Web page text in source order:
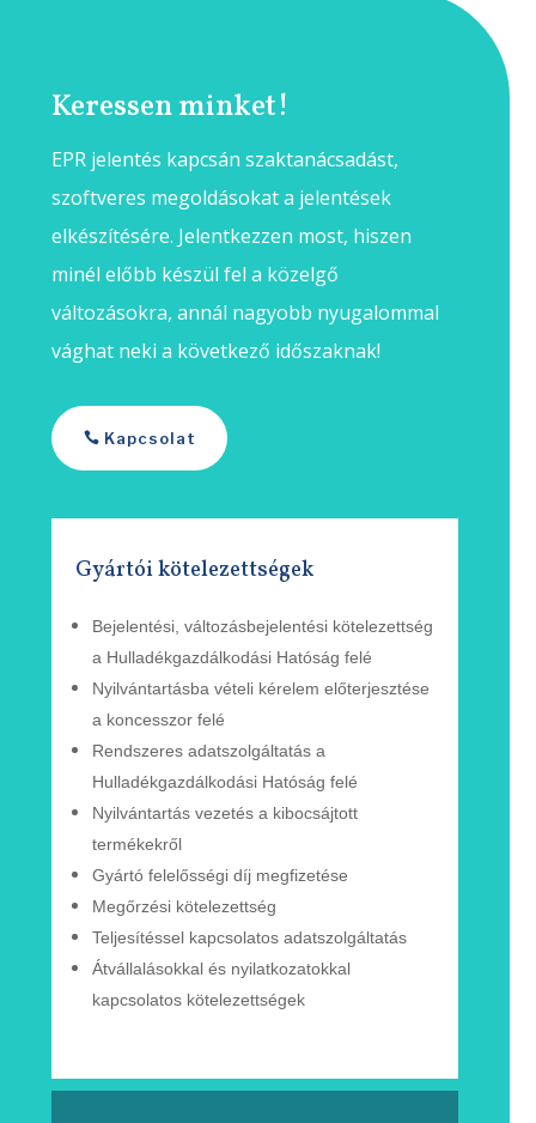
Keressen minket!
EPR jelentés kapcsán szaktanácsadást,
szoftveres megoldásokat a jelentések
elkészítésére. Jelentkezzen most, hiszen
minél előbb készül fel a közelgő
változásokra, annál nagyobb nyugalommal
vághat neki a következő időszaknak!
Kapcsolat
Gyártói kötelezettségek
Bejelentési, változásbejelentési kötelezettség
a Hulladékgazdálkodási Hatóság felé
Nyilvántartásba vételi kérelem előterjesztése
a koncesszor felé
Rendszeres adatszolgáltatás a
Hulladékgazdálkodási Hatóság felé
Nyilvántartás vezetés a kibocsájtott
termékekről
Gyártó felelősségi díj megfizetése
Megőrzési kötelezettség
Teljesítéssel kapcsolatos adatszolgáltatás
Átvállalásokkal és nyilatkozatokkal
kapcsolatos kötelezettségek